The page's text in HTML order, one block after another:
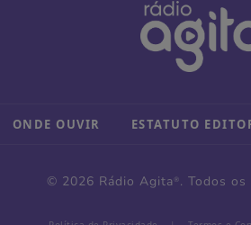
ONDE OUVIR ESTATUTO
© 2026 Rádio Agita®. Todos